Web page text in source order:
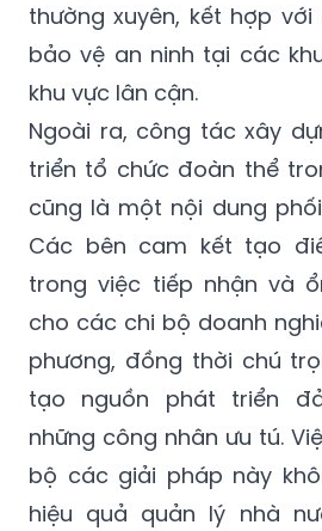
thường xuyên, kết hợp
bảo vệ an ninh tại các
khu vực lân cận.
Ngoài ra, công tác xây
triển tổ chức đoàn thể
cũng là một nội dung
Các bên cam kết tạo
trong việc tiếp nhận và
cho các chi bộ doanh
phương, đồng thời chú
tạo nguồn phát triển
những công nhân ưu tú.
bộ các giải pháp này
hiệu quả quản lý nhà